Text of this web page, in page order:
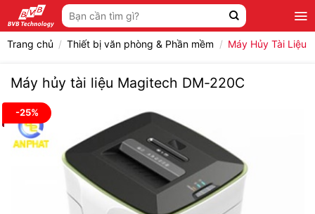
qua
nội
Tìm
kiếm:
Trang chủ / Thiết bị văn phòng & Phần mềm / Máy Hủy Tài Liệu
Máy hủy tài liệu Magitech DM-220C
-25%